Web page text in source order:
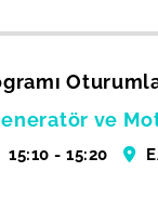
ve
15:10 - 15:20